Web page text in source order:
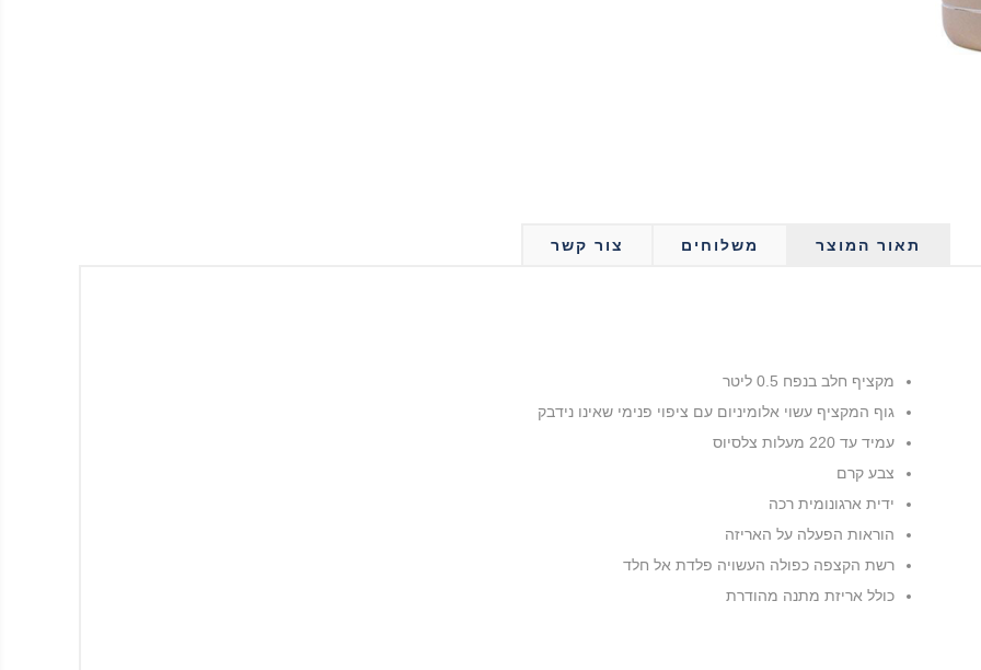
תאור המוצר משלוחים צור קשר
מקציף חלב בנפח 0.5 ליטר
גוף המקציף עשוי אלומיניום עם ציפוי פנימי שאינו נידבק
עמיד עד 220 מעלות צלסיוס
צבע קרם
ידית ארגונומית רכה
הוראות הפעלה על האריזה
רשת הקצפה כפולה העשויה פלדת אל חלד
כולל אריזת מתנה מהודרת